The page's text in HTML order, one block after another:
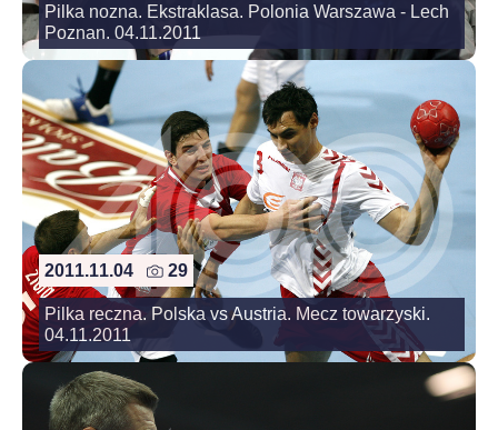
Pilka nozna. Ekstraklasa. Polonia Warszawa - Lech
Poznan. 04.11.2011
2011.11.04 29
Pilka reczna. Polska vs Austria. Mecz towarzyski.
04.11.2011